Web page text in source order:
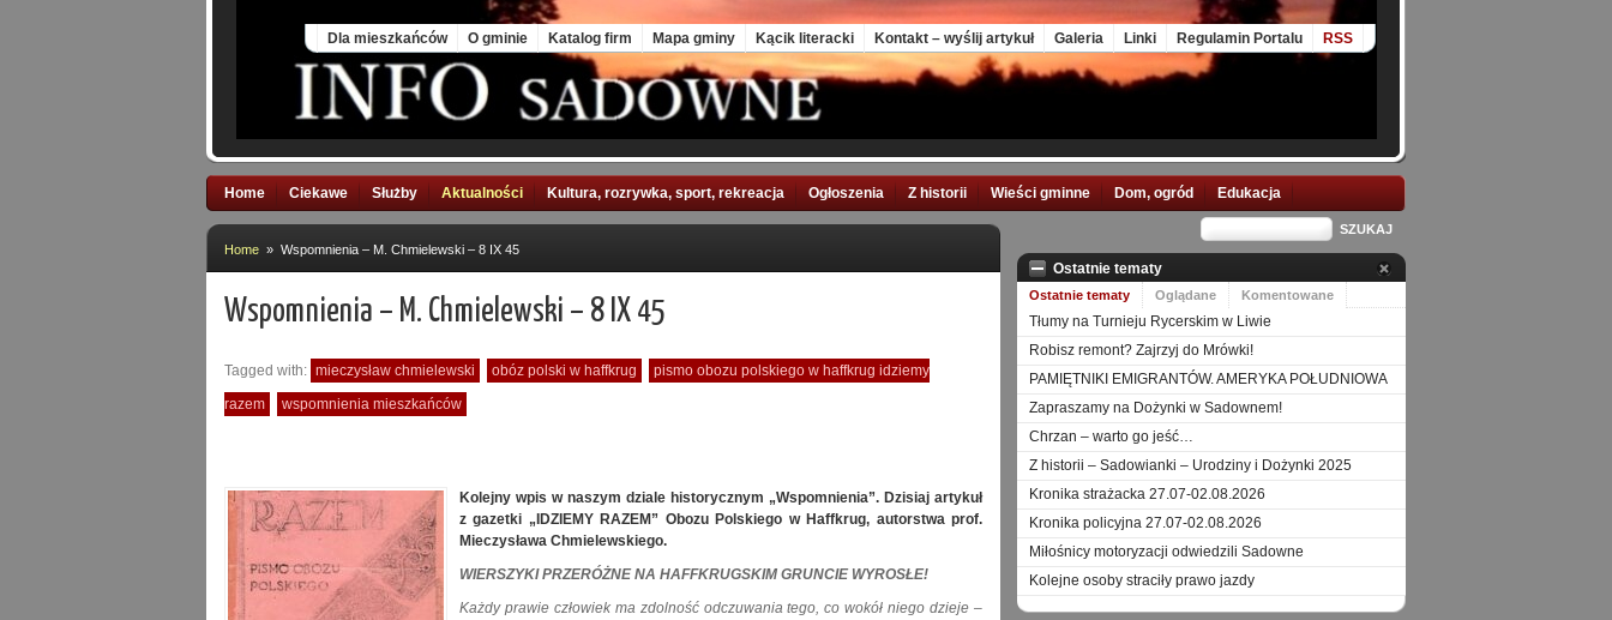
Dla mieszkańców O gminie Katalog firm Mapa gminy Kącik literacki Kontakt – wyślij artykuł Galeria Linki Regulamin Portalu RSS
Home Ciekawe Służby Aktualności Kultura, rozrywka, sport, rekreacja Ogłoszenia Z historii Wieści gminne Dom, ogród Edukacja
Home » Wspomnienia – M. Chmielewski – 8 IX 45
Wspomnienia – M. Chmielewski – 8 IX 45
Tagged with: mieczysław chmielewski obóz polski w haffkrug
pismo obozu polskiego w haffkrug idziemy
razem
wspomnienia mieszkańców
Kolejny wpis w naszym dziale historycznym „Wspomnienia”. Dzisiaj artykuł
z gazetki „IDZIEMY RAZEM” Obozu Polskiego w Haffkrug, autorstwa prof.
Mieczysława Chmielewskiego.
WIERSZYKI PRZERÓŻNE NA HAFFKRUGSKIM GRUNCIE WYROSŁE!
Każdy prawie człowiek ma zdolność odczuwania tego, co wokół niego dzieje –
Ostatnie tematy
Ostatnie tematy Oglądane Komentowane
Tłumy na Turnieju Rycerskim w Liwie
Robisz remont? Zajrzyj do Mrówki!
PAMIĘTNIKI EMIGRANTÓW. AMERYKA POŁUDNIOWA
Zapraszamy na Dożynki w Sadownem!
Chrzan – warto go jeść…
Z historii – Sadowianki – Urodziny i Dożynki 2025
Kronika strażacka 27.07-02.08.2026
Kronika policyjna 27.07-02.08.2026
Miłośnicy motoryzacji odwiedzili Sadowne
Kolejne osoby straciły prawo jazdy